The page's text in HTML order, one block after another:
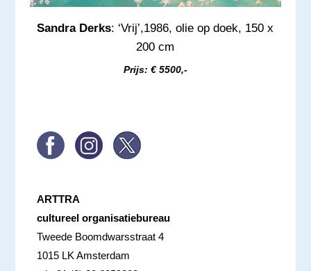
Sandra Derks: ‘Vrij’,1986, olie op doek, 150 x
200 cm
Prijs: € 5500,-
ARTTRA
cultureel organisatiebureau
Tweede Boomdwarsstraat 4
1015 LK Amsterdam